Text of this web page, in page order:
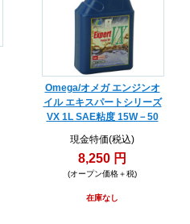
Omega/オメガ エンジンオ
イル エキスパートシリーズ
VX 1L SAE粘度 15W－50
現金特価(税込)
8,250 円
(オープン価格＋税)
在庫なし